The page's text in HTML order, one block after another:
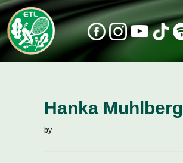
Hanka Muhlberg
by